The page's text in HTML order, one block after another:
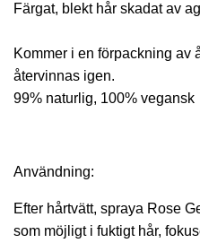
Färgat, blekt hår skadat av
Kommer i en förpackning av
återvinnas igen.
99% naturlig, 100% vegansk
Användning:
Efter hårtvätt, spraya Rose
som möjligt i fuktigt hår,